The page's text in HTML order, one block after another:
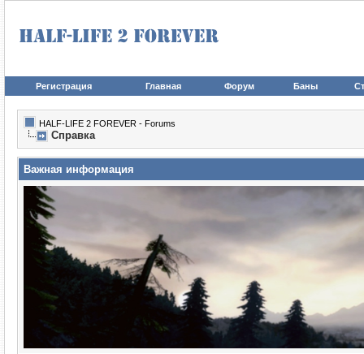
Регистрация Главная Форум Баны
HALF-LIFE 2 FOREVER - Forums
Справка
Важная информация